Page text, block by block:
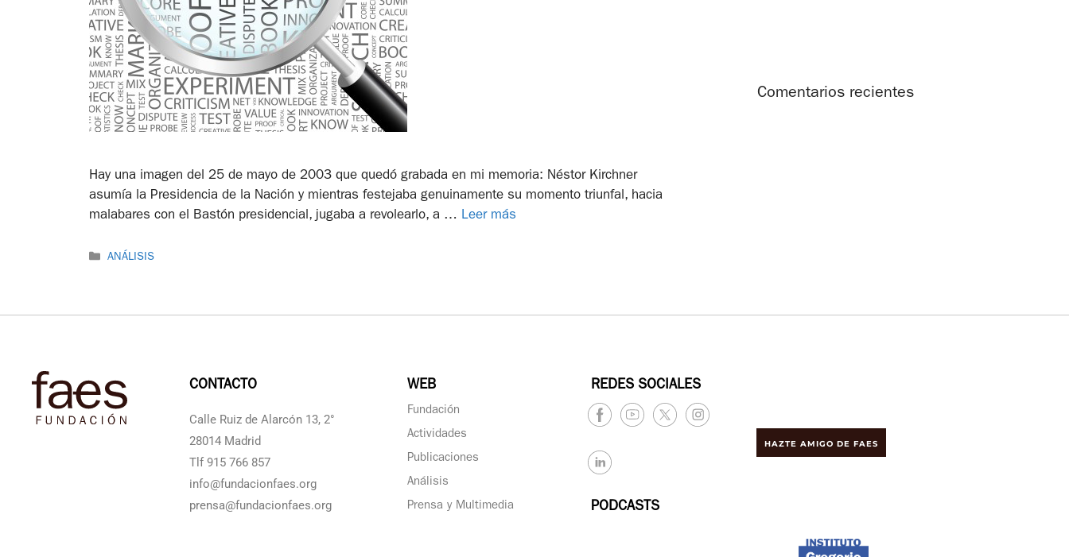
Hay una imagen del 25 de mayo de 2003 que quedó grabada en mi memoria: Néstor Kirchner
asumía la Presidencia de la Nación y mientras festejaba genuinamente su momento triunfal, hacia
malabares con el Bastón presidencial, jugaba a revolearlo, a … Leer más
ANÁLISIS
Comentarios recientes
CONTACTO
Calle Ruiz de Alarcón 13, 2°
28014 Madrid
Tlf 915 766 857
info@fundacionfaes.org
prensa@fundacionfaes.org
WEB
Fundación
Actividades
Publicaciones
Análisis
Prensa y Multimedia
REDES SOCIALES
PODCASTS
HAZTE AMIGO DE FAES